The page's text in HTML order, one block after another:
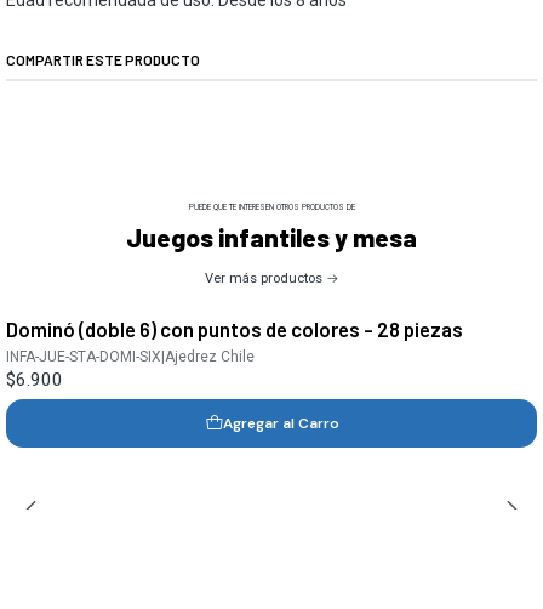
COMPARTIR ESTE PRODUCTO
PUEDE QUE TE INTERESEN OTROS PRODUCTOS DE
Juegos infantiles y mesa
Ver más productos
Dominó (doble 6) con puntos de colores - 28 piezas
INFA-JUE-STA-DOMI-SIX|Ajedrez Chile
$6.900
Agregar al Carro